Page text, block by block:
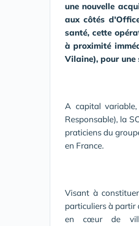
une nouvelle
aux côtés
santé, cette
à proximité
Vilaine), pour une
A capital
Responsable), la
praticiens du
en France.
Visant à
particuliers à partir
en cœur de